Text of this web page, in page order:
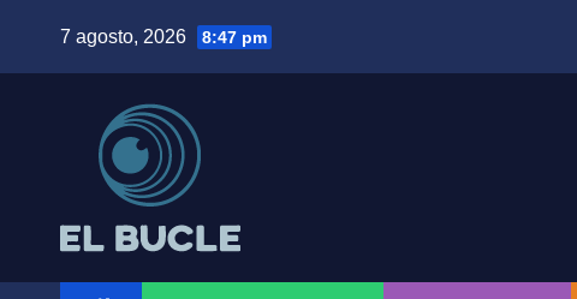
7 agosto, 2026 8:47 pm